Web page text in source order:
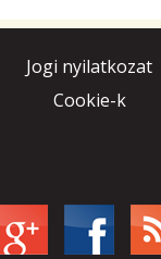
Jogi nyilatkozat
Cookie-k